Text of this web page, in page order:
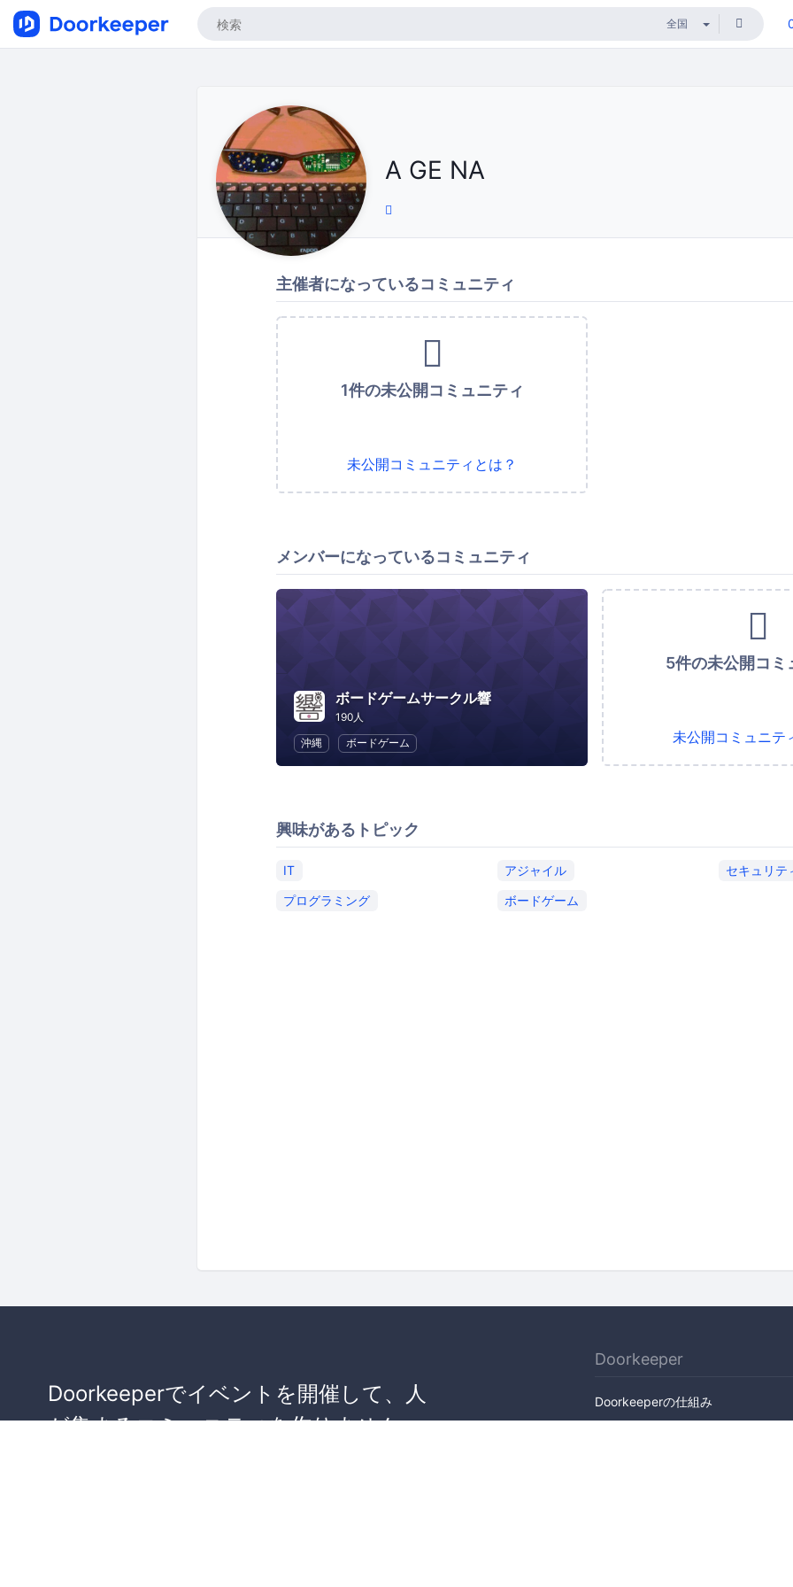
A GE NA
主催者になっているコミュニティ
1件の未公開コミュニティ
未公開コミュニティとは？
メンバーになっているコミュニティ
ボードゲームサークル響
190人
沖縄
ボードゲーム
5件の未公開コミ
未公開コミュニテ
興味があるトピック
IT アジャイル
セキュリテ
プログラミング
ボードゲーム
Doorkeeperでイベントを開催して、人
が集まるコミュニティを作りません
Doorkeeper
Doorkeeperの仕組み